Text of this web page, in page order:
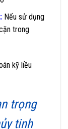
Nếu sử dụng
trong
kỹ liều
trọng
tinh